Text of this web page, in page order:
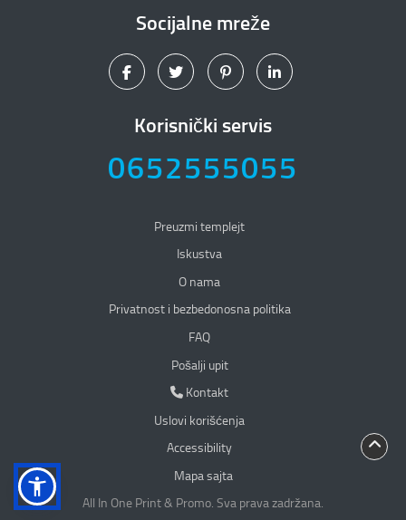
Socijalne mreže
Korisnički servis
0652555055
Preuzmi templejt
Iskustva
O nama
Privatnost i bezbedonosna politika
Privatnost i bezbedonosna politika
FAQ
Pošalji upit
Kontakt
Kontakt
Uslovi korišćenja
Accessibility
Mapa sajta
All In One Print & Promo. Sva prava zadržana.